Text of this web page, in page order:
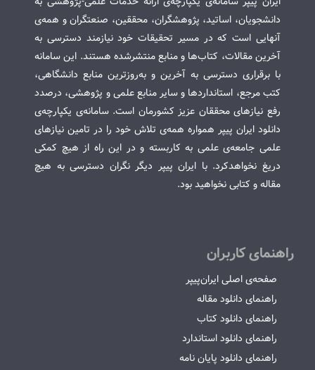
دانشجویان، اساتید، پژوهشگران، محققین، صنعتگران و همه‌ی
آنهایی است که در مسیر تحقیقات خود نیازمند دسترسی به
آخرین مقالات، کتاب‌ها و منابع منتشرشده هستند. این سامانه
با برقراری دسترسی به آخرین و به‌روزترین منابع دانشگاهی،
کتب مرجع، استانداردها و سایر منابع علمی و پژوهشی، درصدد
رفع نیازهای محققان عزیز کشورمان است. سامانه‌ی یکپارچه‌ی
دانلود ایران پیپر همواره همه‌ی تلاش خود را در تامین نیازهای
علمی جامعه‌ی علمی به کاربسته و در این راه از هیچ کمکی
دریغ نخواهدکرد. با ایران پیپر دیگر نگران دسترسی به هیچ
مقاله و کتابی نخواهید بود.
راهنمای کاربران
صفحه‌ی اصلی ایران‌پیپر
راهنمای دانلود مقاله
راهنمای دانلود کتاب
راهنمای دانلود استاندارد
راهنمای دانلود پایان نامه